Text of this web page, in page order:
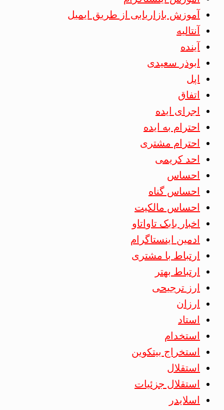
آموزش بازاریابی از طریق ایمیل
آنتالیه
آینده
ابوذر سعیدی
اپل
اتفاق
اجرای ایده
احترام به ایده
احترام مشتری
احد کریمی
احساس
احساس گناه
احساس مالکیت
اخبار بابک تاواتاو
ادمین اینستاگرام
ارتباط با مشتری
ارتباط بهتر
ارز ترجیحی
ارزان
استاد
استخدام
استخراج بیتکوین
استقلال
استقلال جزئیات
اسلایدر